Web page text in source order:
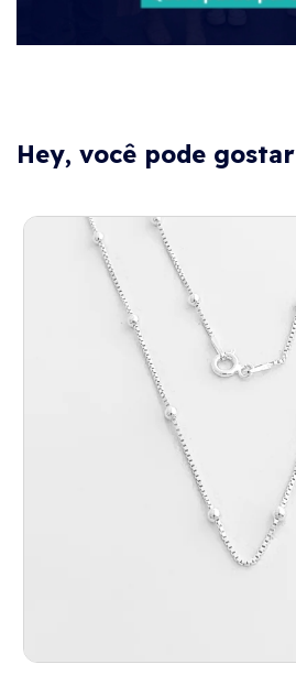
Hey, você pode gostar